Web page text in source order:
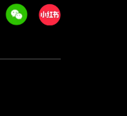
WeechatXiaohongshu/